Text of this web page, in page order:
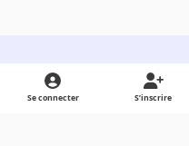
Light ModeDark ModeSystem Preference
Se connecter S’inscrire